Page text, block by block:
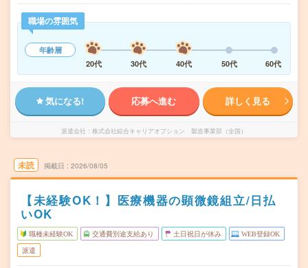
職場の雰囲気
年齢層
20代
30代 40代 50代 60代
気になる! 応募へ進む 詳しく見る
派遣会社 株式会社綜合キャリアオプション 製造事業部（全国）
未読 掲載日 2026/08/05
【未経験OK！】医療機器の顕微鏡組立/日払
いOK
職種未経験OK 交通費別途支給あり 土日祝日が休み WEB登録OK
派遣